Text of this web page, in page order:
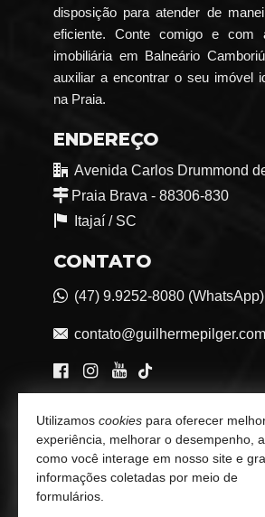
disposição para atender de
eficiente. Conte comigo e com
imobiliária em Balneário
auxiliar a encontrar o seu imóvel
na Praia.
ENDEREÇO
Avenida Carlos Drummond
Praia Brava - 88306-830
Itajaí / SC
CONTATO
(47) 9.9252-8080 (WhatsApp)
contato@guilhermepilger.com
VEJA MAIS
Consultoria Imobiliária
trabalhe conosco
Utilizamos cookies para oferecer
experiência, melhorar o desempenho,
como você interage em nosso site e
informações coletadas por meio de
formulários.